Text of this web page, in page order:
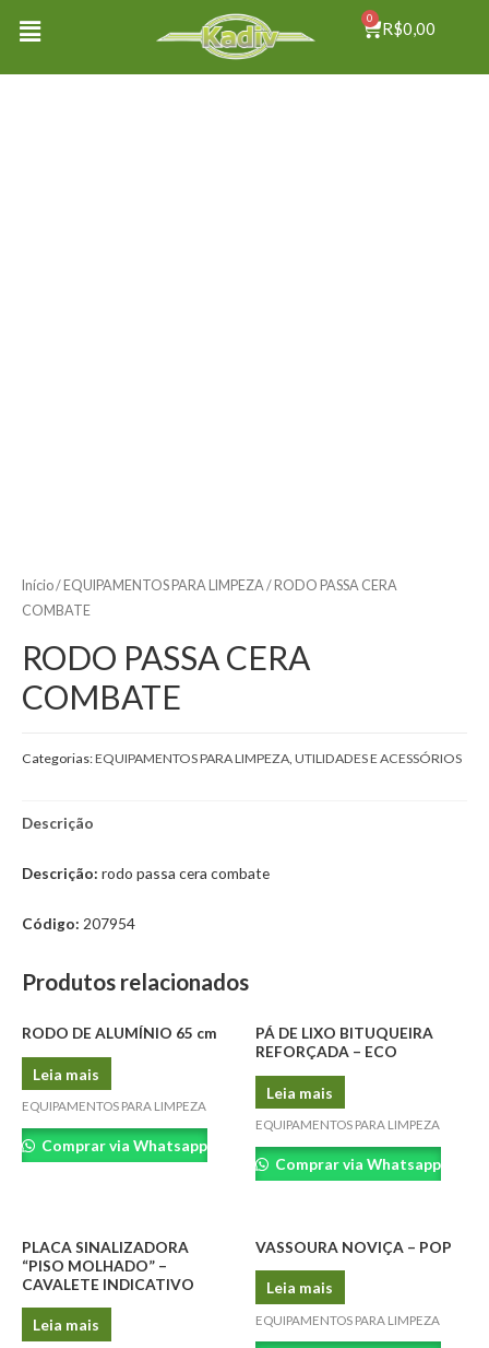
R$0,00
0
Início/ EQUIPAMENTOS PARA LIMPEZA/ RODO PASSA CERA
COMBATE
RODO PASSA CERA
COMBATE
Categorias:EQUIPAMENTOS PARA LIMPEZA UTILIDADES E ACESSÓRIOS
Descrição
Descrição: rodo passa cera combate
Código: 207954
Produtos relacionados
RODO DE ALUMÍNIO 65 cm
Leia mais
EQUIPAMENTOS PARA LIMPEZA
Comprar via Whatsapp
PÁ DE LIXO BITUQUEIRA
REFORÇADA – ECO
Leia mais
EQUIPAMENTOS PARA LIMPEZA
Comprar via Whatsapp
PLACA SINALIZADORA
“PISO MOLHADO” –
CAVALETE INDICATIVO
Leia mais
VASSOURA NOVIÇA – POP
Leia mais
EQUIPAMENTOS PARA LIMPEZA